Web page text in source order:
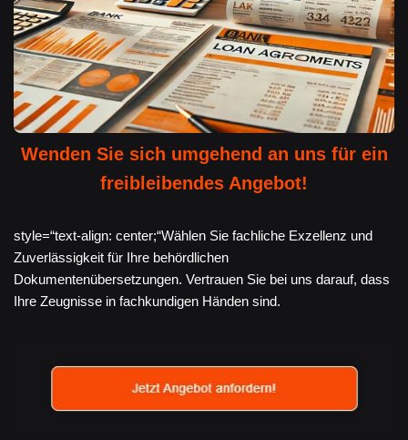
Wenden Sie sich umgehend an uns für ein
freibleibendes Angebot!
style=“text-align: center;“Wählen Sie fachliche Exzellenz und
Zuverlässigkeit für Ihre behördlichen
Dokumentenübersetzungen. Vertrauen Sie bei uns darauf, dass
Ihre Zeugnisse in fachkundigen Händen sind.